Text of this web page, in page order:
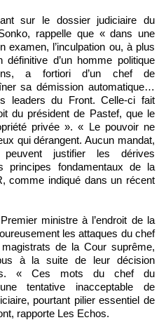
sur le dossier judiciaire du
rappelle que « dans une
examen, l’inculpation ou, à plus
d’un homme politique
a fortiori d’un chef de
sa démission automatique…
leaders du Front. Celle-ci fait
du président de Pastef, que le
privée ». « Le pouvoir ne
qui dérangent. Aucun mandat,
justifier les dérives
principes fondamentaux de la
comme indiqué dans un récent
ministre à l’endroit de la
les attaques du chef
de la Cour suprême,
à la suite de leur décision
« Ces mots du chef du
tentative inacceptable de
pourtant pilier essentiel de
rapporte Les Echos.